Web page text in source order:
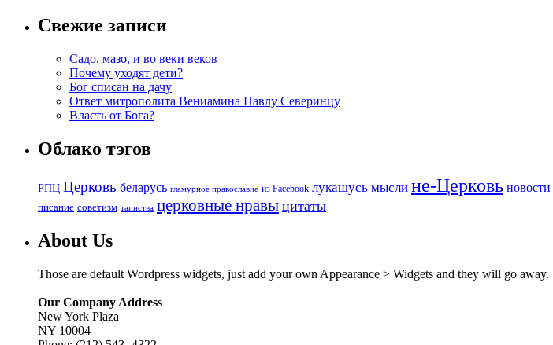
Свежие записи
Садо, мазо, и во веки веков
Почему уходят дети?
Бог списан на дачу
Ответ митрополита Вениамина Павлу Северинцу
Власть от Бога?
Облако тэгов
РПЦ Церковь беларусь гламурное православие из Facebook лукашусь мысли не-Церковь новости
писание советизм таинства церковные нравы цитаты
About Us
Those are default Wordpress widgets, just add your own Appearance > Widgets and they will go away.
Our Company Address
New York Plaza
NY 10004